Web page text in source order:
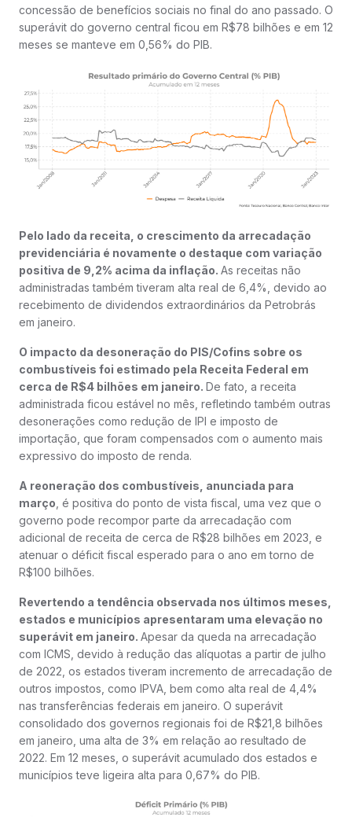
concessão de benefícios sociais no final do ano passado. O
superávit do governo central ficou em R$78 bilhões e em 12
meses se manteve em 0,56% do PIB.
Pelo lado da receita, o crescimento da arrecadação
previdenciária é novamente o destaque com variação
positiva de 9,2% acima da inflação. As receitas não
administradas também tiveram alta real de 6,4%, devido ao
recebimento de dividendos extraordinários da Petrobrás
em janeiro.
O impacto da desoneração do PIS/Cofins sobre os
combustíveis foi estimado pela Receita Federal em
cerca de R$4 bilhões em janeiro. De fato, a receita
administrada ficou estável no mês, refletindo também outras
desonerações como redução de IPI e imposto de
importação, que foram compensados com o aumento mais
expressivo do imposto de renda.
A reoneração dos combustíveis, anunciada para
março, é positiva do ponto de vista fiscal, uma vez que o
governo pode recompor parte da arrecadação com
adicional de receita de cerca de R$28 bilhões em 2023, e
atenuar o déficit fiscal esperado para o ano em torno de
R$100 bilhões.
Revertendo a tendência observada nos últimos meses,
estados e municípios apresentaram uma elevação no
superávit em janeiro. Apesar da queda na arrecadação
com ICMS, devido à redução das alíquotas a partir de julho
de 2022, os estados tiveram incremento de arrecadação de
outros impostos, como IPVA, bem como alta real de 4,4%
nas transferências federais em janeiro. O superávit
consolidado dos governos regionais foi de R$21,8 bilhões
em janeiro, uma alta de 3% em relação ao resultado de
2022. Em 12 meses, o superávit acumulado dos estados e
municípios teve ligeira alta para 0,67% do PIB.